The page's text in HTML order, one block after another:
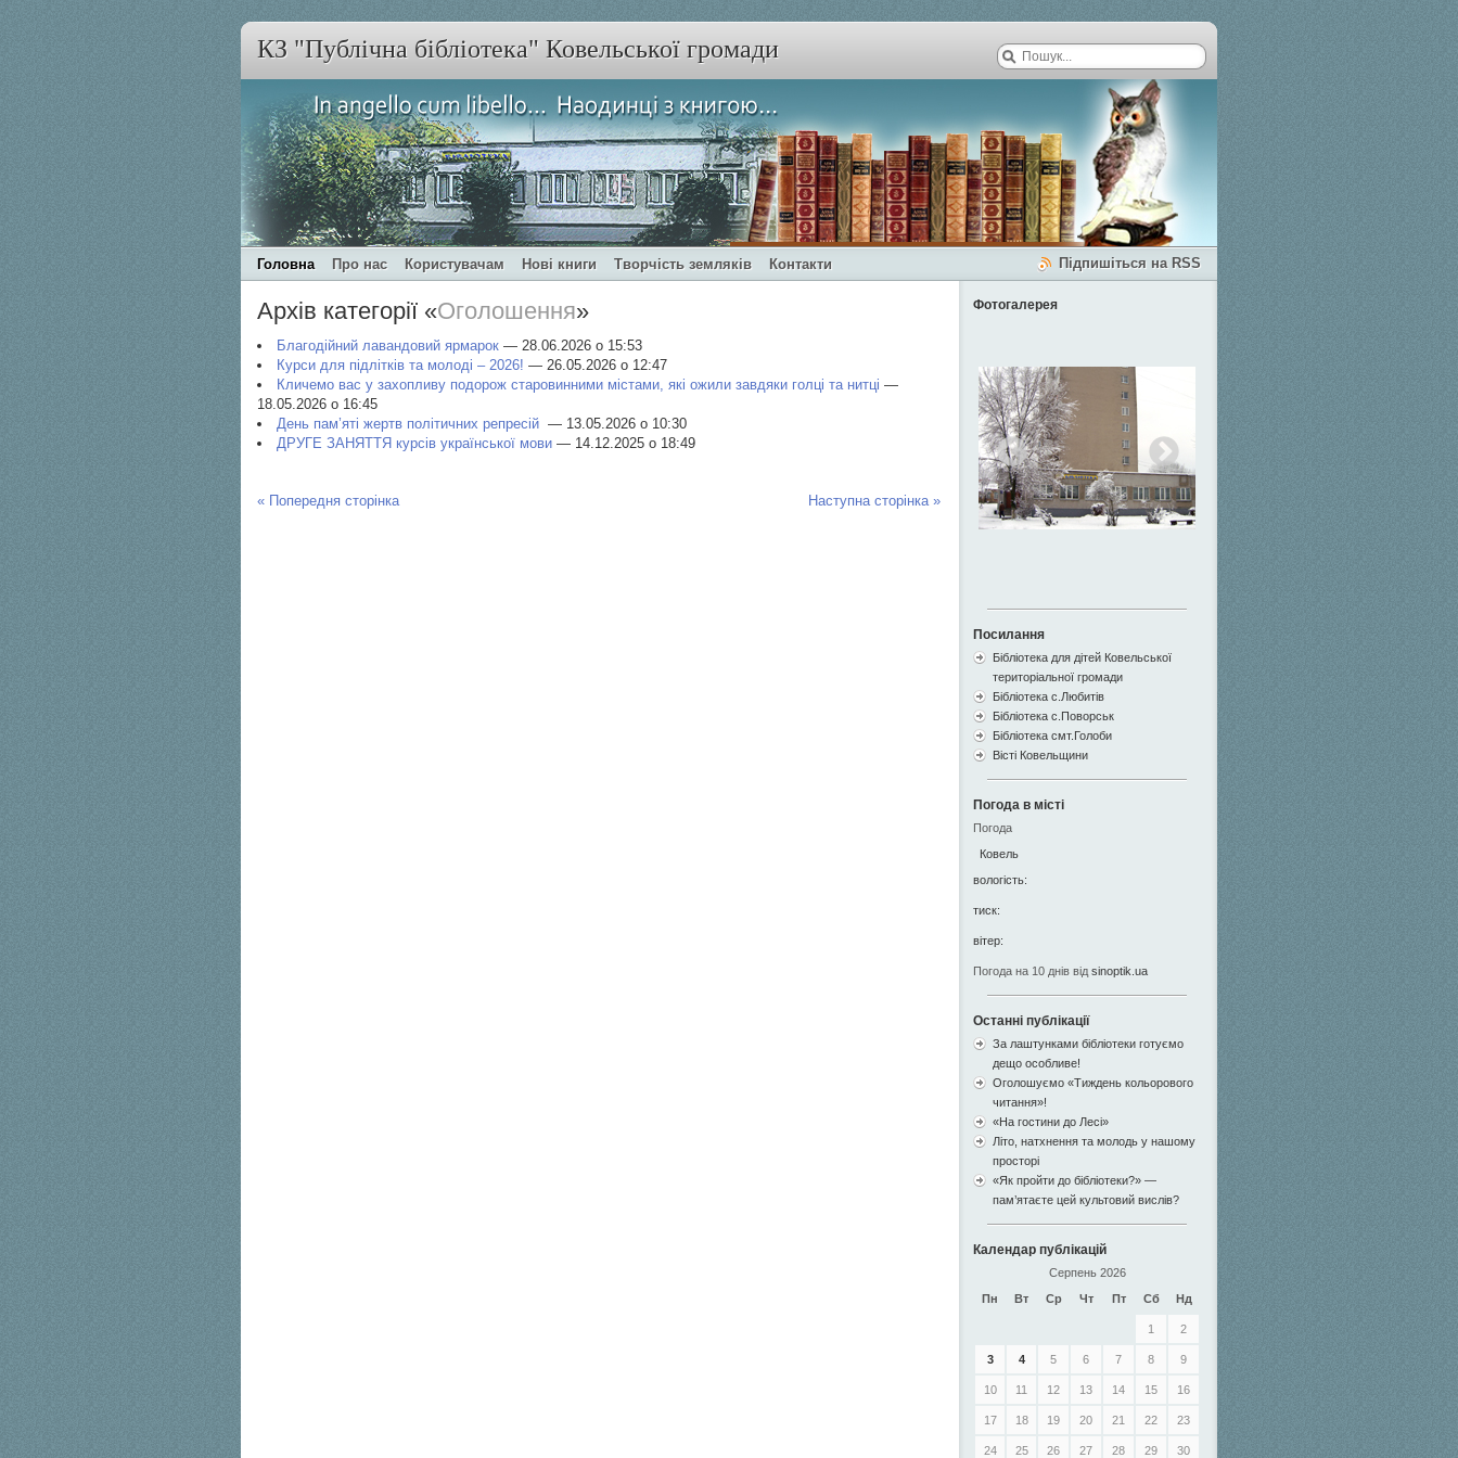
КЗ "Публічна бібліотека" Ковельської громади
Головна Про нас Користувачам Нові книги Творчість земляків Контакти Підпишіться на RSS
Архів категорії «Оголошення»
Благодійний лавандовий ярмарок — 28.06.2026 о 15:53
Курси для підлітків та молоді – 2026! — 26.05.2026 о 12:47
Кличемо вас у захопливу подорож старовинними містами, які ожили завдяки голці та нитці —
18.05.2026 о 16:45
День пам’яті жертв політичних репресій — 13.05.2026 о 10:30
ДРУГЕ ЗАНЯТТЯ курсів української мови — 14.12.2025 о 18:49
« Попередня сторінка Наступна сторінка »
Фотогалерея
Посилання
Бібліотека для дітей Ковельської
територіальної громади
Бібліотека с.Любитів
Бібліотека с.Поворськ
Бібліотека смт.Голоби
Вісті Ковельщини
Погода в місті
Погода
Ковель
вологість:
тиск:
вітер:
Погода на 10 днів від sinoptik.ua
Останні публікації
За лаштунками бібліотеки готуємо
дещо особливе!
Оголошуємо «Тиждень кольорового
читання»!
«На гостини до Лесі»
Літо, натхнення та молодь у нашому
просторі
«Як пройти до бібліотеки?» —
пам’ятаєте цей культовий вислів?
Календар публікацій
Серпень 2026
Пн
Вт Ср Чт Пт Сб Нд
1 2
3 4 5 6 7 8 9
10 11 12 13 14 15 16
17 18 19 20 21 22 23
24 25 26 27 28 29 30